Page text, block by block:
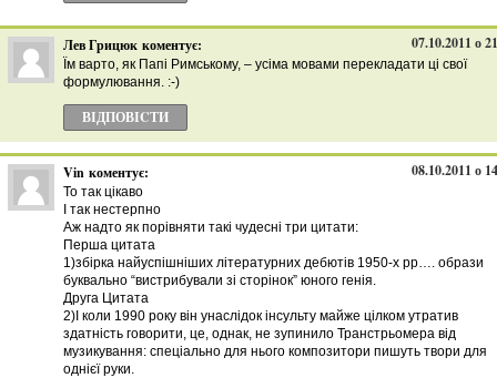
Лев Грицюк коментує: 07.10.2011 о
Їм варто, як Папі Римському, – усіма мовами перекладати ці свої
формулювання. :-)
ВІДПОВІCТИ
Vin коментує: 08.10.2011 о
То так цікаво
І так нестерпно
Аж надто як порівняти такі чудесні три цитати:
Перша цитата
1)збірка найуспішніших літературних дебютів 1950-х рр…. образи
буквально “вистрибували зі сторінок” юного генія.
Друга Цитата
2)І коли 1990 року він унаслідок інсульту майже цілком утратив
здатність говорити, це, однак, не зупинило Транстрьомера від
музикування: спеціально для нього композитори пишуть твори для
однієї руки.